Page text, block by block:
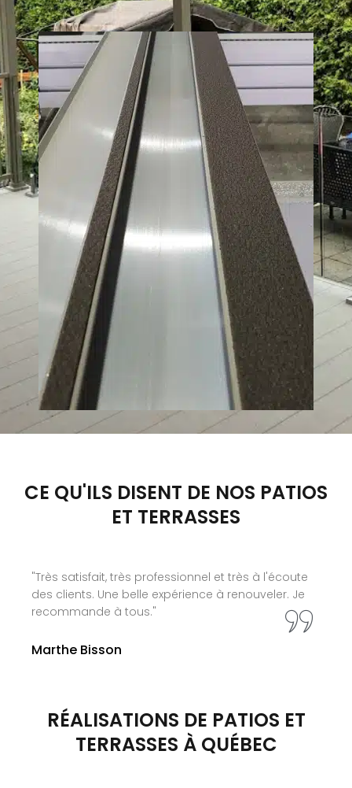
CE QU'ILS DISENT DE NOS PATIOS
ET TERRASSES
"Si on pouvais donner 10 étoiles je le ferais. Les
produits offert sont vraiment unique et le service
parfait. Je les recommande!"
Gérald Dumont
RÉALISATIONS DE PATIOS ET
TERRASSES À QUÉBEC